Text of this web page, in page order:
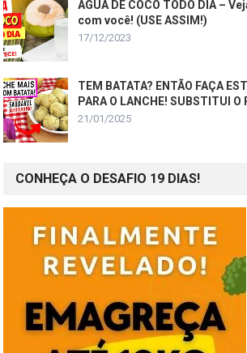
ÁGUA DE COCO TODO DIA –
com você! (USE ASSIM!)
17/12/2023
TEM BATATA? ENTÃO FAÇA
PARA O LANCHE! SUBSTITUI O
21/01/2025
CONHEÇA O DESAFIO 19 DIAS!